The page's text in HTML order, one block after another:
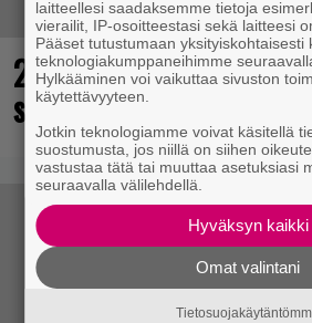
25 kaikkien aikojen
supersankaripeliä listattu
laitteellesi saadaksemme tietoja
vierailit, IP-osoitteestasi sekä laitteesi
Pääset tutustumaan yksityiskohtaisesti
teknologiakumppaneihimme
Hylkääminen voi vaikuttaa sivuston
käytettävyyteen.
Jotkin teknologiamme voivat käsitellä
suostumusta, jos niillä on siihen
vastustaa tätä tai muuttaa asetuksiasi
seuraavalla välilehdellä.
Hyväksyn kaikki
Omat valintani